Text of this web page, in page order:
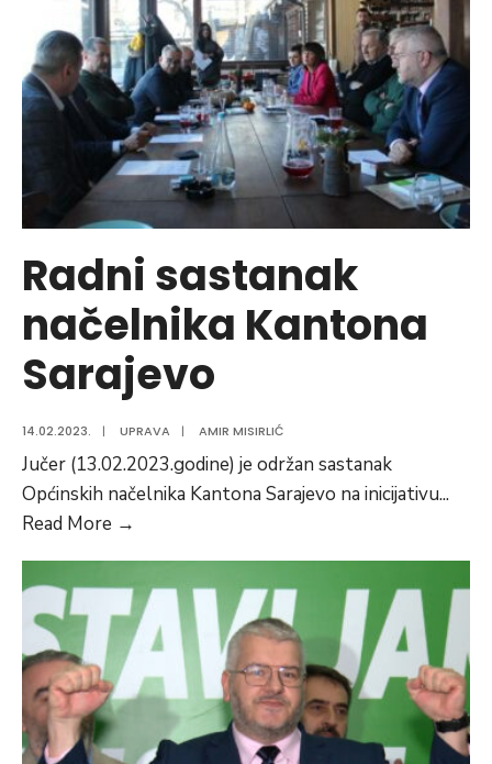
lokalitetu
Ravne
Radni sastanak
načelnika Kantona
Sarajevo
14.02.2023. | UPRAVA | AMIR MISIRLIĆ
Jučer (13.02.2023.godine) je održan sastanak
Općinskih načelnika Kantona Sarajevo na inicijativu...
Read More →
načelnika
Kantona
Sarajevo